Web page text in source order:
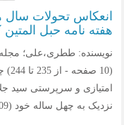
انعکاس تحولات
هفته نامه حبل المتین
(10
امتیازی و سرپرستی سید
نزدیک به چهل ساله خود (1309ـ 1272ش.)...